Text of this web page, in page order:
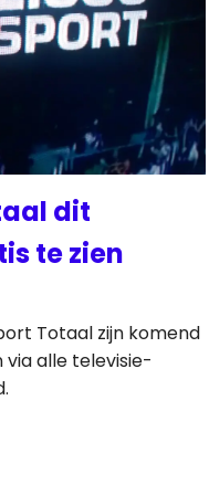
dit
te zien
Totaal zijn komend
alle televisie-